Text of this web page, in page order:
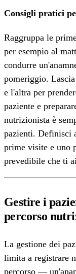
Consigli pratici
Raggruppa le
per esempio al
condurre
pomeriggio.
e l'altra per
paziente e
nutrizionista è
pazienti. Definisci
prime visite e uno
prevedibile che ti
Gestire i
percorso
La gestione dei
limita a registrare
percorso —